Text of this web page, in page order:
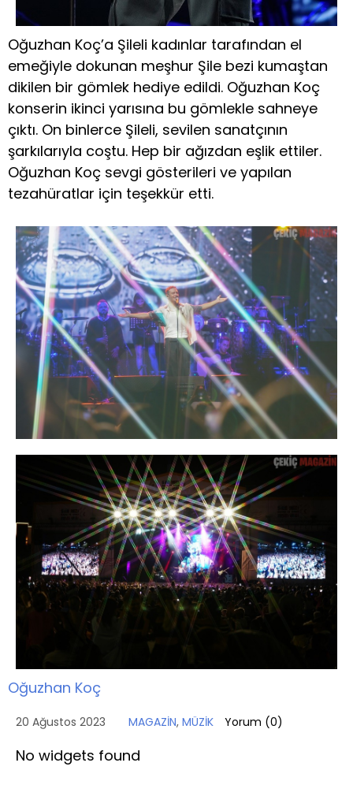
Oğuzhan Koç’a Şileli kadınlar tarafından el
emeğiyle dokunan meşhur Şile bezi kumaştan
dikilen bir gömlek hediye edildi. Oğuzhan Koç
konserin ikinci yarısına bu gömlekle sahneye
çıktı. On binlerce Şileli, sevilen sanatçının
şarkılarıyla coştu. Hep bir ağızdan eşlik ettiler.
Oğuzhan Koç sevgi gösterileri ve yapılan
tezahüratlar için teşekkür etti.
Oğuzhan Koç
20 Ağustos 2023 MAGAZİN, MÜZİK Yorum (0)
No widgets found